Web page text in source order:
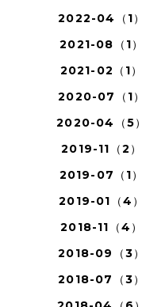
2022-04（1）
2021-08（1）
2021-02（1）
2020-07（1）
2020-04（5）
2019-11（2）
2019-07（1）
2019-01（4）
2018-11（4）
2018-09（3）
2018-07（3）